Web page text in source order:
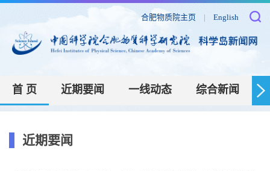
合肥物质院主页 | English
首 页 近期要闻 一线动态 综合新闻
近期要闻